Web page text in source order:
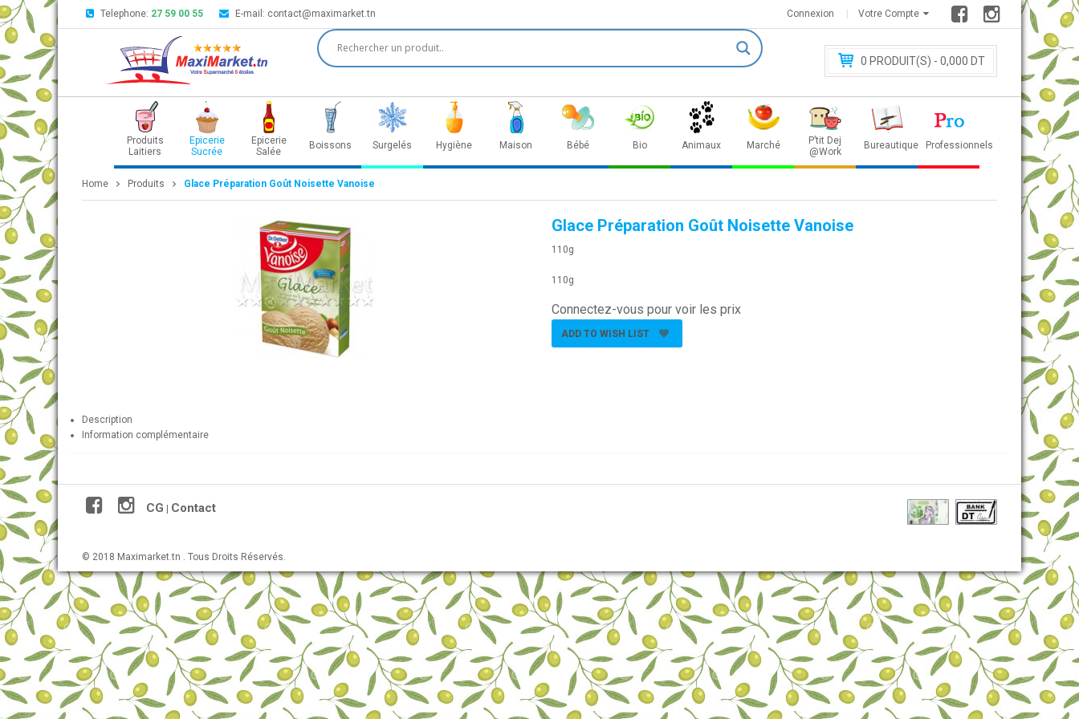
Telephone: 27 59 00 55 E-mail: contact@maximarket.tn Votre Compte
Connexion
0 PRODUIT(S) - 0,000 DT
Produits
Laitiers
Epicerie
Sucrée
Epicerie
Salée
Boissons Surgelés Hygiène Maison Bébé Bio Animaux Marché
P’tit Dej
@Work
Bureautique Professionnels
Home Produits Glace Préparation Goût Noisette Vanoise
Glace Préparation Goût Noisette Vanoise
110g
110g
Connectez-vous pour voir les prix
ADD TO WISH LIST
Description
Information complémentaire
CG Contact
© 2018 Maximarket.tn . Tous Droits Réservés.